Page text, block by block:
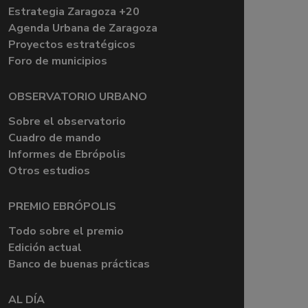
Estrategia Zaragoza +20
Agenda Urbana de Zaragoza
Proyectos estratégicos
Foro de municipios
OBSERVATORIO URBANO
Sobre el observatorio
Cuadro de mando
Informes de Ebrópolis
Otros estudios
PREMIO EBRÓPOLIS
Todo sobre el premio
Edición actual
Banco de buenas prácticas
AL DÍA